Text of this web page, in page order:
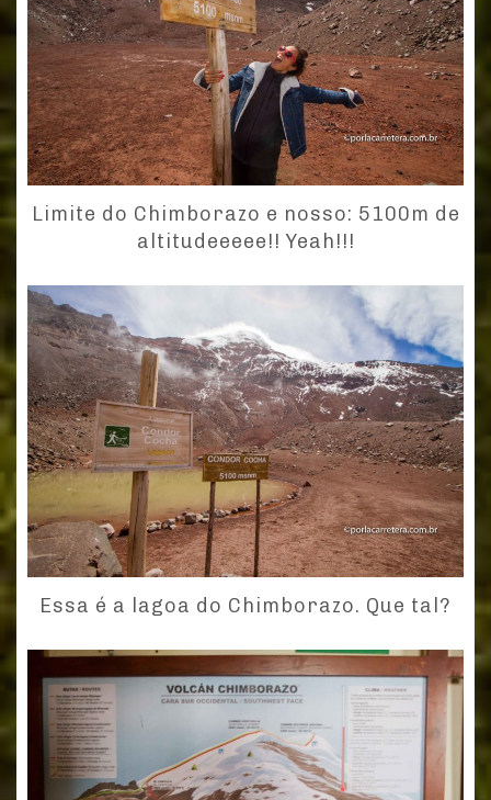
Limite do Chimborazo e nosso: 5100m de
altitudeeeee!! Yeah!!!
Essa é a lagoa do Chimborazo. Que tal?